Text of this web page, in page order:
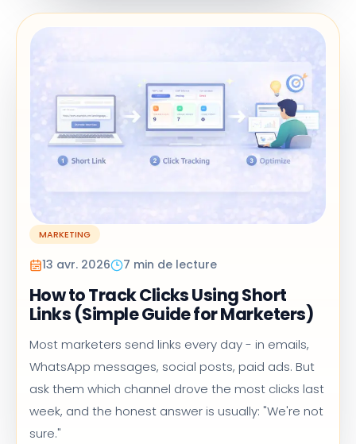
MARKETING
13 avr. 2026 7 min de lecture
How to Track Clicks Using Short
Links (Simple Guide for Marketers)
Most marketers send links every day - in emails,
WhatsApp messages, social posts, paid ads. But
ask them which channel drove the most clicks last
week, and the honest answer is usually: "We're not
sure."